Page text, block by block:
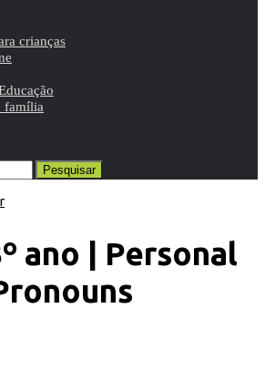
crianças
família
ano | Personal